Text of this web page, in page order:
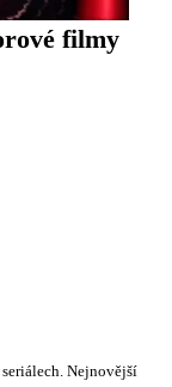
filmy
Nejnovější